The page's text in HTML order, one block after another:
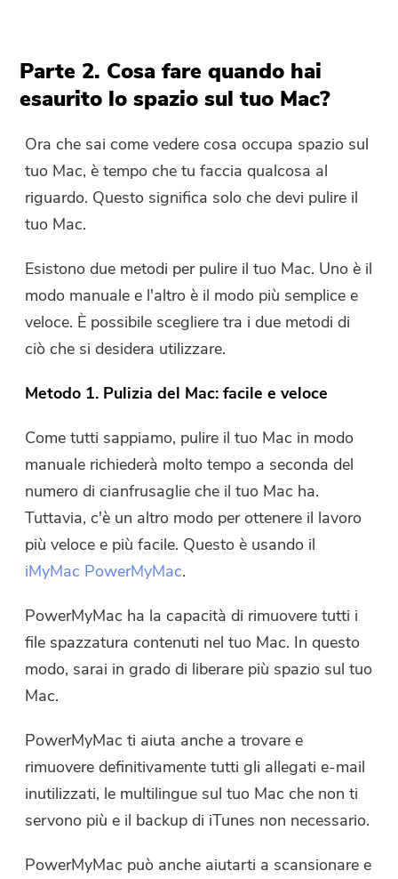
Parte 2. Cosa fare quando hai
esaurito lo spazio sul tuo Mac?
Ora che sai come vedere cosa occupa spazio sul
tuo Mac, è tempo che tu faccia qualcosa al
riguardo. Questo significa solo che devi pulire il
tuo Mac.
Esistono due metodi per pulire il tuo Mac. Uno è il
modo manuale e l'altro è il modo più semplice e
veloce. È possibile scegliere tra i due metodi di
ciò che si desidera utilizzare.
Metodo 1. Pulizia del Mac: facile e veloce
Come tutti sappiamo, pulire il tuo Mac in modo
manuale richiederà molto tempo a seconda del
numero di cianfrusaglie che il tuo Mac ha.
Tuttavia, c'è un altro modo per ottenere il lavoro
più veloce e più facile. Questo è usando il
iMyMac PowerMyMac.
PowerMyMac ha la capacità di rimuovere tutti i
file spazzatura contenuti nel tuo Mac. In questo
modo, sarai in grado di liberare più spazio sul tuo
Mac.
PowerMyMac ti aiuta anche a trovare e
rimuovere definitivamente tutti gli allegati e-mail
inutilizzati, le multilingue sul tuo Mac che non ti
servono più e il backup di iTunes non necessario.
PowerMyMac può anche aiutarti a scansionare e